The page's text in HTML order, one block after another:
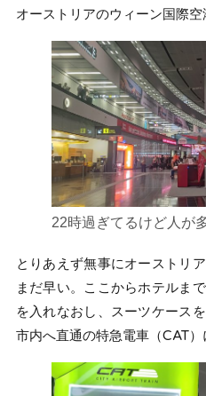
オーストリアのウィーン国際空
22時過ぎてるけど人が
とりあえず無事にオーストリ
まだ早い。ここからホテルま
を入れなおし、スーツケース
市内へ直通の特急電車（CAT）